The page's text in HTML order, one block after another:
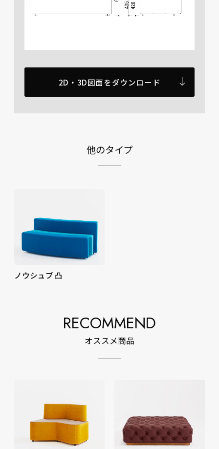
2D・3D図面をダウンロード
他のタイプ
ノウシュブ 凸
RECOMMEND
オススメ商品